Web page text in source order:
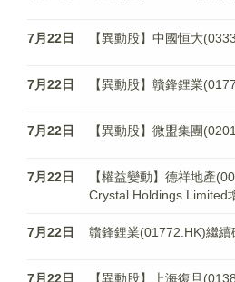
7月22日 【異動股】中國恒大
7月22日 【異動股】贛鋒鋰業
7月22日 【異動股】微盟集團
7月22日
【權益變動】德祥地產
Crystal Holdings Limited
7月22日 贛鋒鋰業(01772.HK)繼
7月22日 【異動股】上海復旦